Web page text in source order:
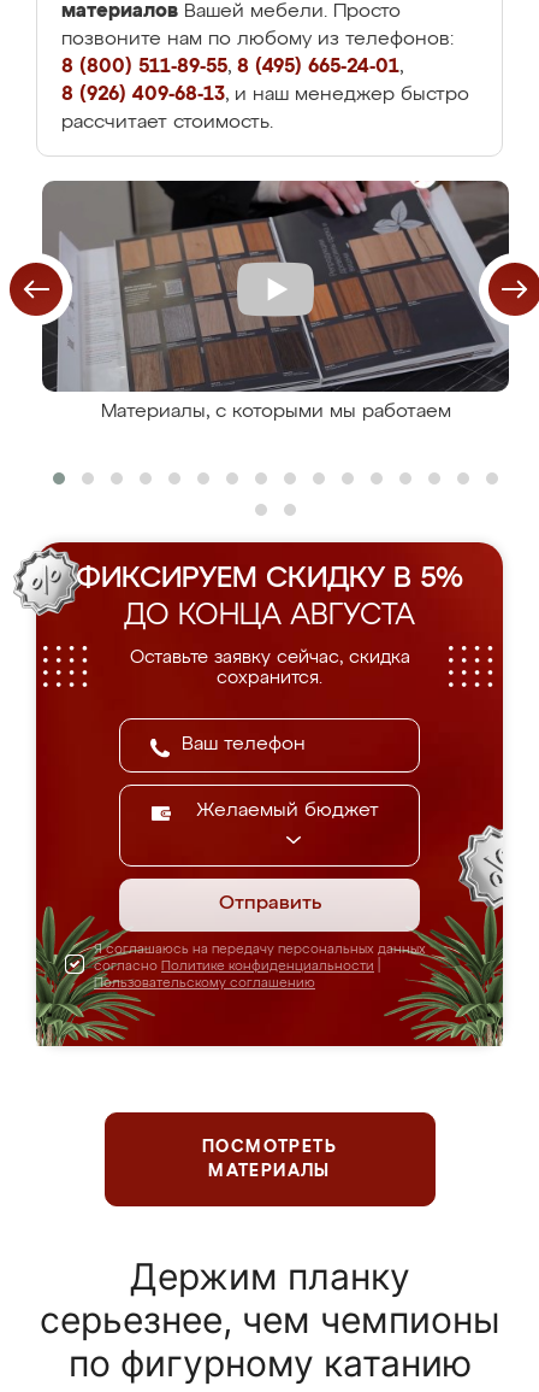
материалов Вашей мебели. Просто
позвоните нам по любому из телефонов:
8 (800) 511-89-55, 8 (495) 665-24-01,
8 (926) 409-68-13, и наш менеджер быстро
рассчитает стоимость.
Материалы, с которыми мы работаем
ФИКСИРУЕМ СКИДКУ В 5%
ДО КОНЦА АВГУСТА
Оставьте заявку сейчас, скидка
сохранится.
Желаемый бюджет
Отправить
Я соглашаюсь на передачу персональных данных
согласно Политике конфиденциальности
Пользовательскому соглашению
ПОСМОТРЕТЬ
МАТЕРИАЛЫ
Держим планку
серьезнее, чем чемпионы
по фигурному катанию